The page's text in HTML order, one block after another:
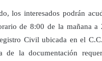
los interesados podrán
de 8:00 de la mañana a
Civil ubicada en el
de la documentación